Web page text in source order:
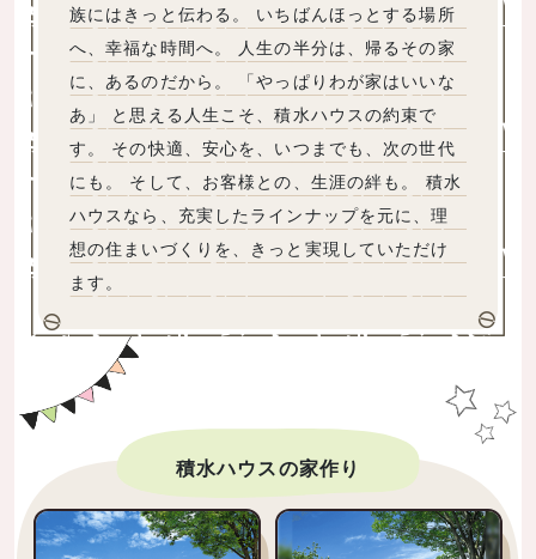
族にはきっと伝わる。 いちばんほっとする場所
へ、幸福な時間へ。 人生の半分は、帰るその家
に、あるのだから。 「やっぱりわが家はいいな
あ」 と思える人生こそ、積水ハウスの約束で
す。 その快適、安心を、いつまでも、次の世代
にも。 そして、お客様との、生涯の絆も。 積水
ハウスなら、充実したラインナップを元に、理
想の住まいづくりを、きっと実現していただけ
ます。
積水ハウスの家作り